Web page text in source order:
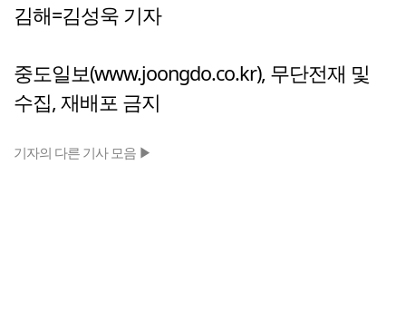
김해=김성욱 기자
중도일보(www.joongdo.co.kr), 무단전재 및
수집, 재배포 금지
기자의 다른 기사 모음 ▶